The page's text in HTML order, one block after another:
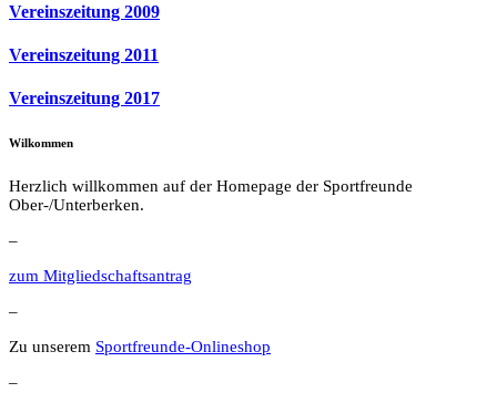
Vereinszeitung 2009
Vereinszeitung 2011
Vereinszeitung 2017
Wilkommen
Herzlich willkommen auf der Homepage der Sportfreunde
Ober-/Unterberken.
–
zum Mitgliedschaftsantrag
–
Zu unserem Sportfreunde-Onlineshop
–